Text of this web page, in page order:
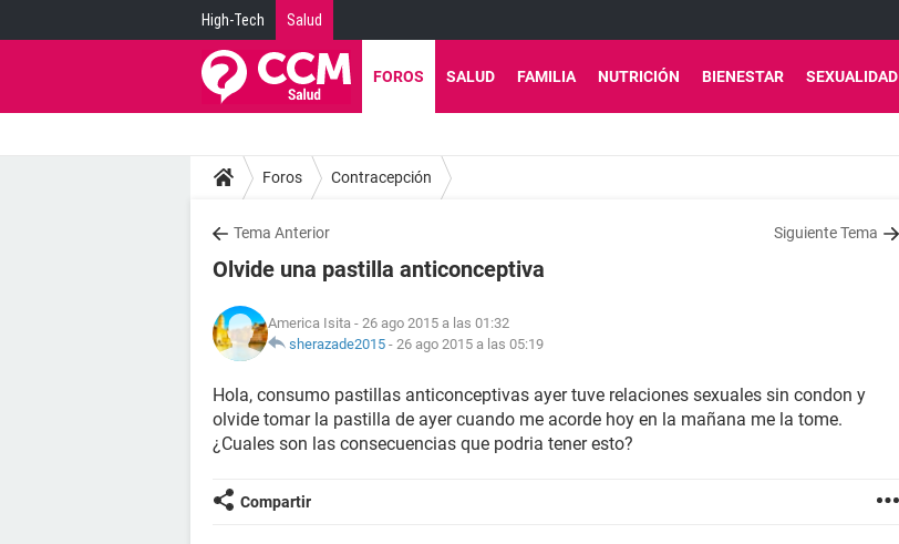
High-Tech Salud
FOROS SALUD FAMILIA NUTRICIÓN BIENESTAR SEXUALIDAD
Foros Contracepción
Tema Anterior Siguiente Tema
Olvide una pastilla anticonceptiva
America Isita - 26 ago 2015 a las 01:32
sherazade2015 - 26 ago 2015 a las 05:19
Hola, consumo pastillas anticonceptivas ayer tuve relaciones sexuales sin condon y
olvide tomar la pastilla de ayer cuando me acorde hoy en la mañana me la tome.
¿Cuales son las consecuencias que podria tener esto?
Compartir